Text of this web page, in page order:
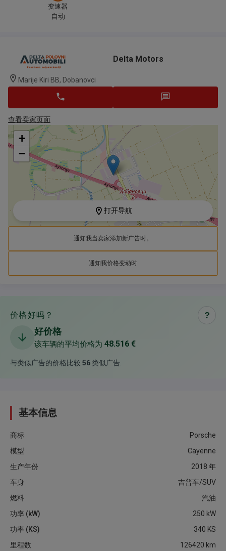
变速器
自动
Delta Motors
Marije Kiri BB, Dobanovci
查看卖家页面
+
−
打开导航
通知我当卖家添加新广告时。
通知我价格变动时
价格好吗？ ?
好价格
该车辆的平均价格为 48.516 €
与类似广告的价格比较 56 类似广告
基本信息
商标
Porsche
模型
Cayenne
生产年份
2018 年
车身
吉普车/SUV
燃料
汽油
功率 (kW)
250 kW
功率 (KS)
340 KS
里程数
126420 km